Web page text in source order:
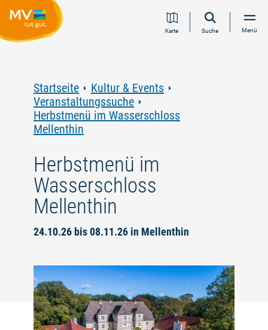
Inhalt
Navigation
Volltextsuche
FooterKarte Suche Menü
Startseite
Kultur & Events
Veranstaltungssuche
Herbstmenü im Wasserschloss
Mellenthin
Herbstmenü im
Wasserschloss
Mellenthin
24.10.26 bis 08.11.26 in Mellenthin